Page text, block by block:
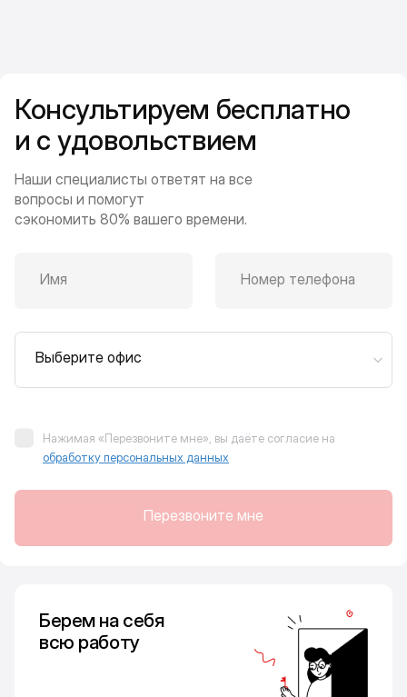
Консультируем бесплатно
и с удовольствием
Наши специалисты ответят на все
вопросы и помогут
сэкономить 80% вашего времени.
Имя Номер телефона
Выберите офис
Нажимая «Перезвоните мне», вы даёте согласие на
обработку персональных данных
Перезвоните мне
Берем на себя
всю работу